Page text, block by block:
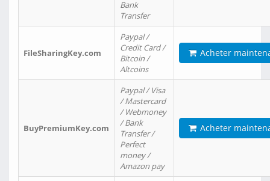
Bank
Transfer
FileSharingKey.com
Paypal /
Credit Card /
Bitcoin /
Altcoins
Acheter
BuyPremiumKey.com
Paypal / Visa
/ Mastercard
/ Webmoney
/ Bank
Transfer /
Perfect
money /
Amazon pay
Acheter